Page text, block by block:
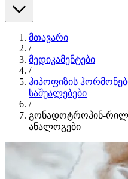
მთავარი
/
მედიკამენტები
/
ჰიპოფიზის
საშუალებები
/
გონადოტროპინ-
ანალოგები